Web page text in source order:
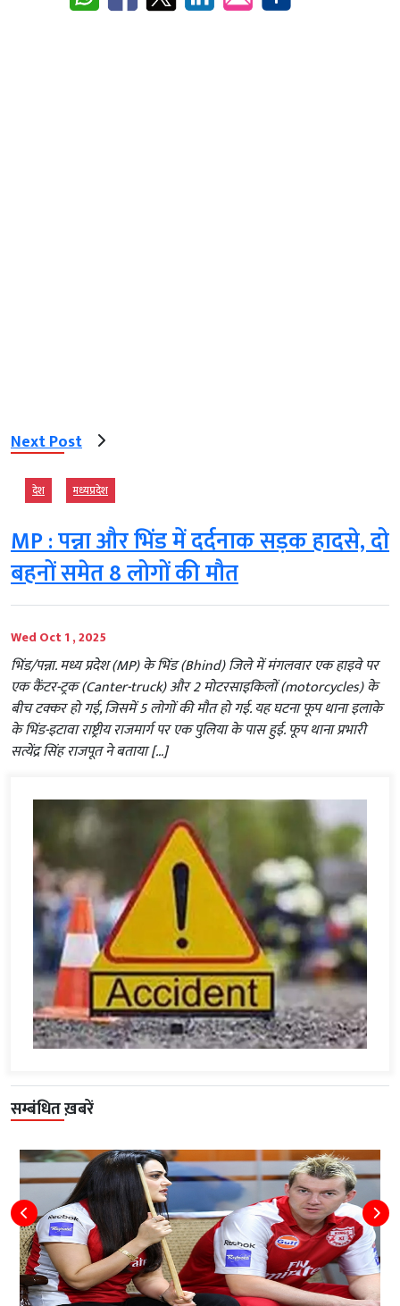
Next Post
देश मध्‍यप्रदेश
MP : पन्ना और भिंड में दर्दनाक सड़क हादसे, दो
बहनों समेत 8 लोगों की मौत
Wed Oct 1 , 2025
भिंड/पन्ना. मध्य प्रदेश (MP) के भिंड (Bhind) जिले में मंगलवार एक हाइवे पर
एक कैंटर-ट्रक (Canter-truck) और 2 मोटरसाइकिलों (motorcycles) के
बीच टक्कर हो गई, जिसमें 5 लोगों की मौत हो गई. यह घटना फूप थाना इलाके
के भिंड-इटावा राष्ट्रीय राजमार्ग पर एक पुलिया के पास हुई. फूप थाना प्रभारी
सत्येंद्र सिंह राजपूत ने बताया […]
सम्बंधित ख़बरें